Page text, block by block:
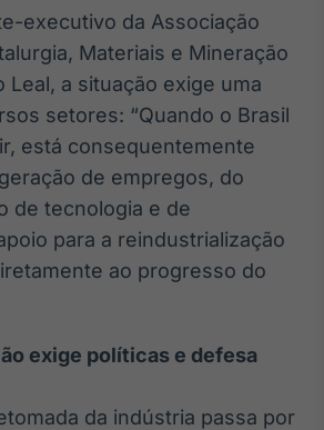
executivo da Associação
Materiais e Mineração
Leal, a situação exige uma
setores: “Quando o Brasil
está consequentemente
de empregos, do
de tecnologia e de
para a reindustrialização
ao progresso do
exige políticas e defesa
da indústria passa por